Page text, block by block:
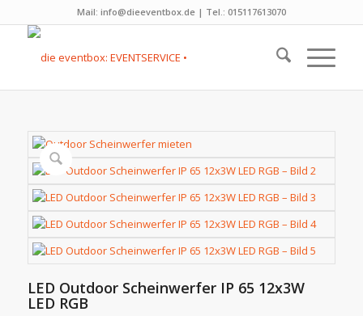
Mail: info@dieeventbox.de | Tel.: 015117613070
LED Outdoor Scheinwerfer IP 65 12x3W
LED RGB